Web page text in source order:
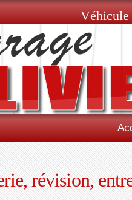
Véhicule
révision,